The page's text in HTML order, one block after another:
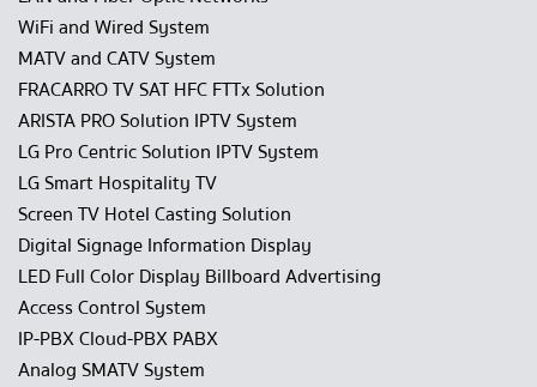
WiFi and Wired System
MATV and CATV System
FRACARRO TV SAT HFC FTTx Solution
ARISTA PRO Solution IPTV System
LG Pro Centric Solution IPTV System
LG Smart Hospitality TV
Screen TV Hotel Casting Solution
Digital Signage Information Display
LED Full Color Display Billboard Advertising
Access Control System
IP-PBX Cloud-PBX PABX
Analog SMATV System